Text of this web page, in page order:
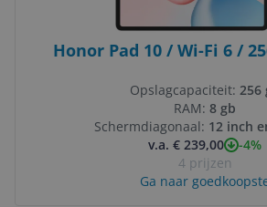
Honor Pad 10 / Wi-Fi 6 /
Opslagcapaciteit: 256
RAM: 8 gb
Schermdiagonaal: 12 inch
v.a. € 239,00
-4%
4 prijzen
Ga naar